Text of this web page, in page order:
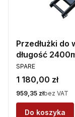
Przedłużki do
długość
PRODUCENT
SPARE
Cena
1 180,00 zł
Cena
959,35 złbez VAT
Do koszyka